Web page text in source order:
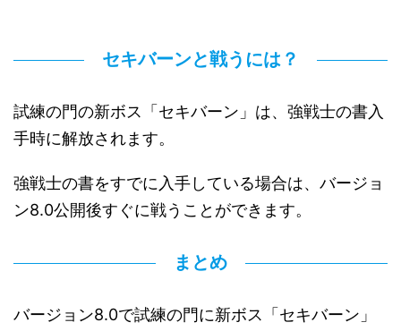
セキバーンと戦うには？
試練の門の新ボス「セキバーン」は、強戦士の書入
手時に解放されます。
強戦士の書をすでに入手している場合は、バージョ
ン8.0公開後すぐに戦うことができます。
まとめ
バージョン8.0で試練の門に新ボス「セキバーン」